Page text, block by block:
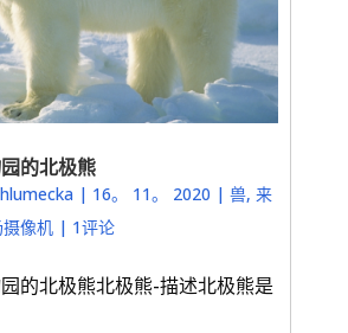
的北极熊
| 16。 11。 2020 |兽,来
像机 | 1评论
的北极熊北极熊-描述北极熊是